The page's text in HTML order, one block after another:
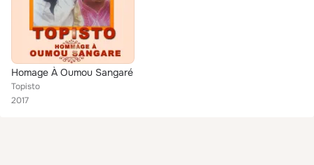
Homage À Oumou Sangaré
Topisto
2017